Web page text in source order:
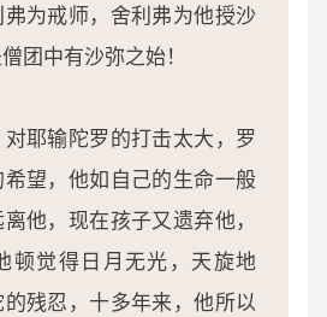
为戒师，舍利弗为他授沙
团中有沙弥之始！
耶输陀罗的打击太大，罗
望，他如自己的生命一般
他，现在孩子又遗弃他，
顿觉得日月无光，天旋地
残忍，十多年来，他所以